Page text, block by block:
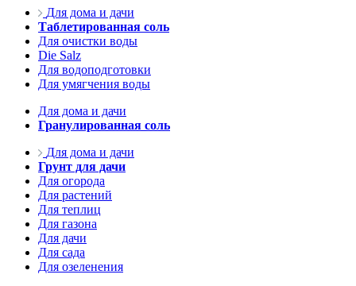
Для дома и дачи
Таблетированная соль
Для очистки воды
Die Salz
Для водоподготовки
Для умягчения воды
Для дома и дачи
Гранулированная соль
Для дома и дачи
Грунт для дачи
Для огорода
Для растений
Для теплиц
Для газона
Для дачи
Для сада
Для озеленения